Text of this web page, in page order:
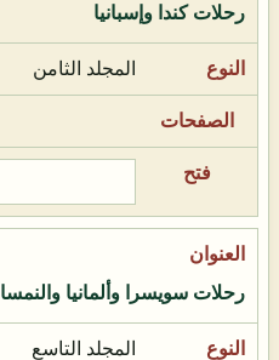
رحلات كندا وإسبانيا
المجلد الثامن
رحلات سويسرا وألمانيا والنمسا
المجلد التاسع